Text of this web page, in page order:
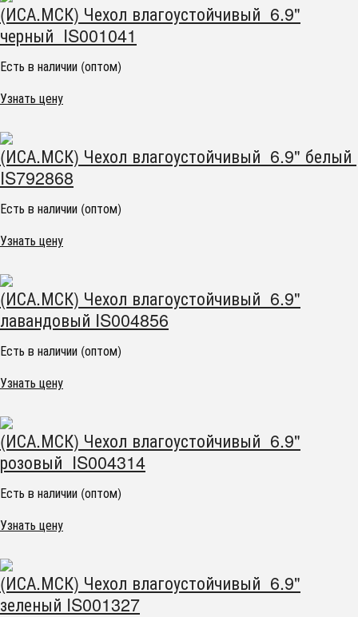
(ИСА.МСК) Чехол влагоустойчивый 6.9"
черный IS001041
Есть в наличии (оптом)
Узнать цену
(ИСА.МСК) Чехол влагоустойчивый 6.9" белый
IS792868
Есть в наличии (оптом)
Узнать цену
(ИСА.МСК) Чехол влагоустойчивый 6.9"
лавандовый IS004856
Есть в наличии (оптом)
Узнать цену
(ИСА.МСК) Чехол влагоустойчивый 6.9"
розовый IS004314
Есть в наличии (оптом)
Узнать цену
(ИСА.МСК) Чехол влагоустойчивый 6.9"
зеленый IS001327